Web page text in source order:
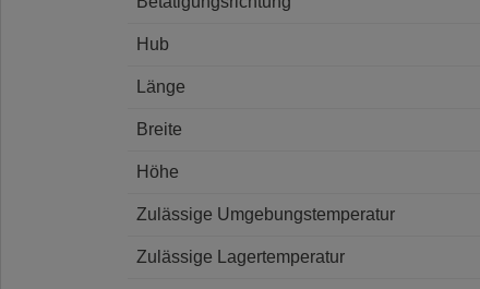
Hub
Länge
Breite
Höhe
Zulässige Umgebungstemperatur
Zulässige Lagertemperatur